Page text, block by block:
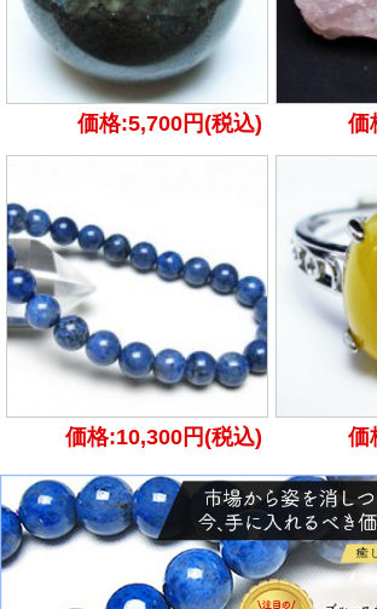
価格:5,700円(税込) 価
価格:10,300円(税込) 価